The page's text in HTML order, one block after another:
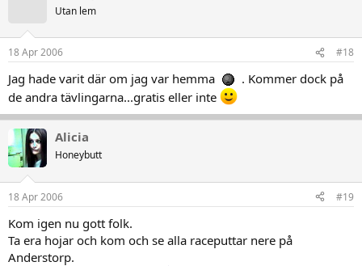
Utan lem
18 Apr 2006 #18
Jag hade varit där om jag var hemma
. Kommer dock på
de andra tävlingarna...gratis eller inte
Alicia
Honeybutt
18 Apr 2006 #19
Kom igen nu gott folk.
Ta era hojar och kom och se alla raceputtar nere på
Anderstorp.